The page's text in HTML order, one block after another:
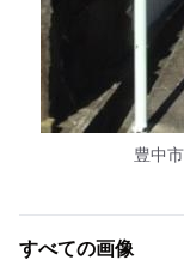
豊中
すべての画像